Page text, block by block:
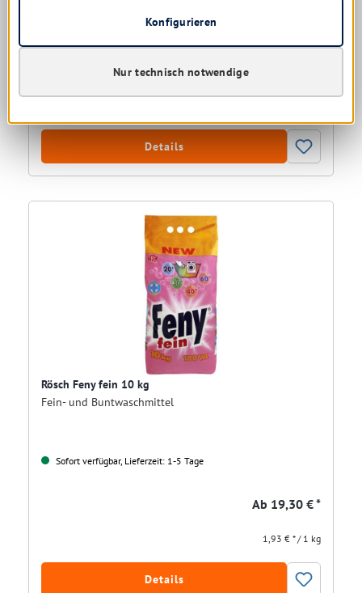
Sofort verfügbar, Lieferzeit: 1-5 Tage
Details
Rösch Feny fein 10 kg
Fein- und Buntwaschmittel
Sofort verfügbar, Lieferzeit: 1-5 Tage
Ab 19,30 € *
1,93 € * / 1 kg
Details
Nur technisch notwendige
Konfigurieren